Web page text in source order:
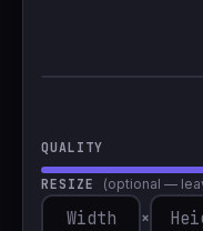
QUALITY
RESIZE (optional —
×